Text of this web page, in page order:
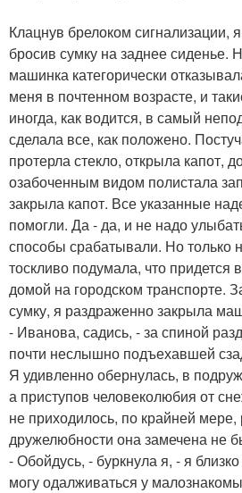
Клацнув брелоком сигнализации,
бросив сумку на заднее сиденье.
машинка категорически
меня в почтенном возрасте, и
иногда, как водится, в самый
сделала все, как положено.
протерла стекло, открыла капот,
озабоченным видом полистала
закрыла капот. Все указанные
помогли. Да - да, и не надо
способы срабатывали. Но только
тоскливо подумала, что придется
домой на городском транспорте.
сумку, я раздраженно закрыла
- Иванова, садись, - за спиной
почти неслышно подъехавшей
Я удивленно обернулась, в
а приступов человеколюбия от
не приходилось, по крайней
дружелюбности она замечена не
- Обойдусь, - буркнула я, - я
могу одалживаться у